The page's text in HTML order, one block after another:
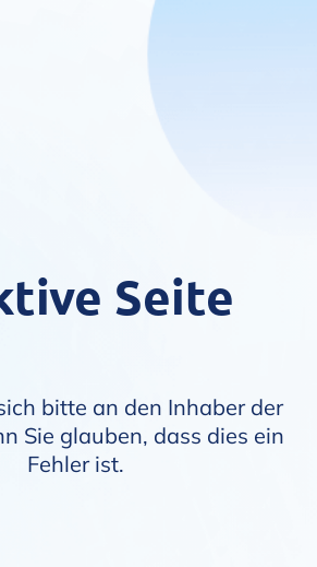
Seite
bitte an den Inhaber der
Sie glauben, dass dies ein
Fehler ist.